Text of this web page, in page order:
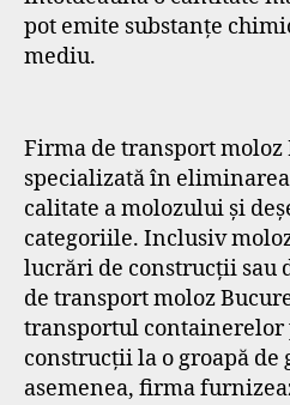
pot emite substanțe
mediu.
Firma de transport moloz
specializată în
calitate a molozului și
categoriile. Inclusiv
lucrări de construcţii sau
de transport moloz
transportul containerelor
construcții la o groapă de
asemenea, firma